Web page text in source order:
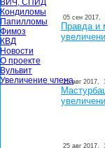
ВИЧ, СПИД
Кондиломы
Папилломы
Фимоз
КВД
Новости
О проекте
Вульвит
Увеличение члена
05 сен 2017,
Правда
25 авг 2017,
25 авг 2017,